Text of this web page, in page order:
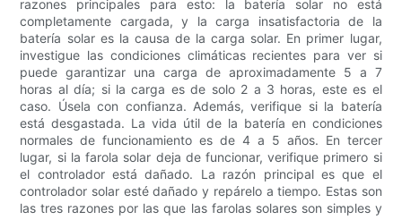
razones principales para esto: la batería solar no está
completamente cargada, y la carga insatisfactoria de la
batería solar es la causa de la carga solar. En primer lugar,
investigue las condiciones climáticas recientes para ver si
puede garantizar una carga de aproximadamente 5 a 7
horas al día; si la carga es de solo 2 a 3 horas, este es el
caso. Úsela con confianza. Además, verifique si la batería
está desgastada. La vida útil de la batería en condiciones
normales de funcionamiento es de 4 a 5 años. En tercer
lugar, si la farola solar deja de funcionar, verifique primero si
el controlador está dañado. La razón principal es que el
controlador solar esté dañado y repárelo a tiempo. Estas son
las tres razones por las que las farolas solares son simples y